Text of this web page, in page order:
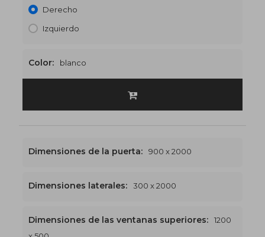
Derecho
Izquierdo
Color: blanco
Dimensiones de la puerta: 900 x 2000
Dimensiones laterales: 300 x 2000
Dimensiones de las ventanas superiores:
1200